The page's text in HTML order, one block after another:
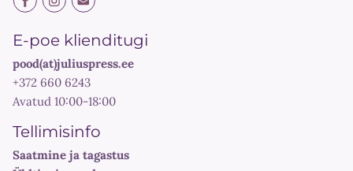
E-poe klienditugi
pood(at)juliuspress.ee
+372 660 6243
Avatud 10:00-18:00
Tellimisinfo
Saatmine ja tagastus